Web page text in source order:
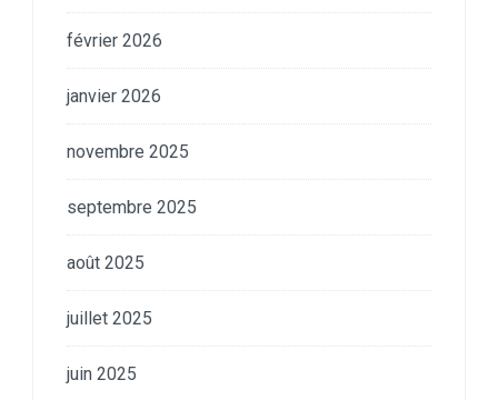
février 2026
janvier 2026
novembre 2025
septembre 2025
août 2025
juillet 2025
juin 2025